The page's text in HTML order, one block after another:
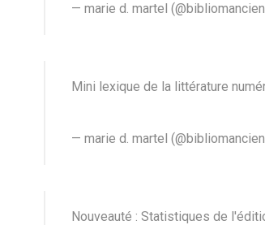
— marie d. martel
Mini lexique de la littérature
— marie d. martel
Nouveauté : Statistiques de